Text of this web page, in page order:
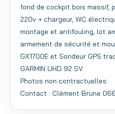
fond de cockpit bois massif,
220v + chargeur, WC
montage et antifouling, lot
armement de sécurité et
GX1700E et Sondeur GPS
GARMIN UHD 92 SV.
Photos non contractuelles
Contact : Clément Brune